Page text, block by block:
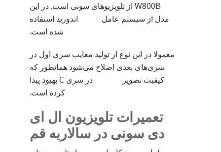
W800B از تلویزیوهای سونی است. در این
مدل از سیستم عامل اندورید استفاده
شده است.
معمولا در این نوع از تولید معایب سری اول در
سری‌های بعدی اصلاح می‌شود همانطور که
کیفیت تصویر در سری C بهبود پیدا
کرده است.
تعمیرات تلویزیون ال ای
دی سونی در سالاریه قم